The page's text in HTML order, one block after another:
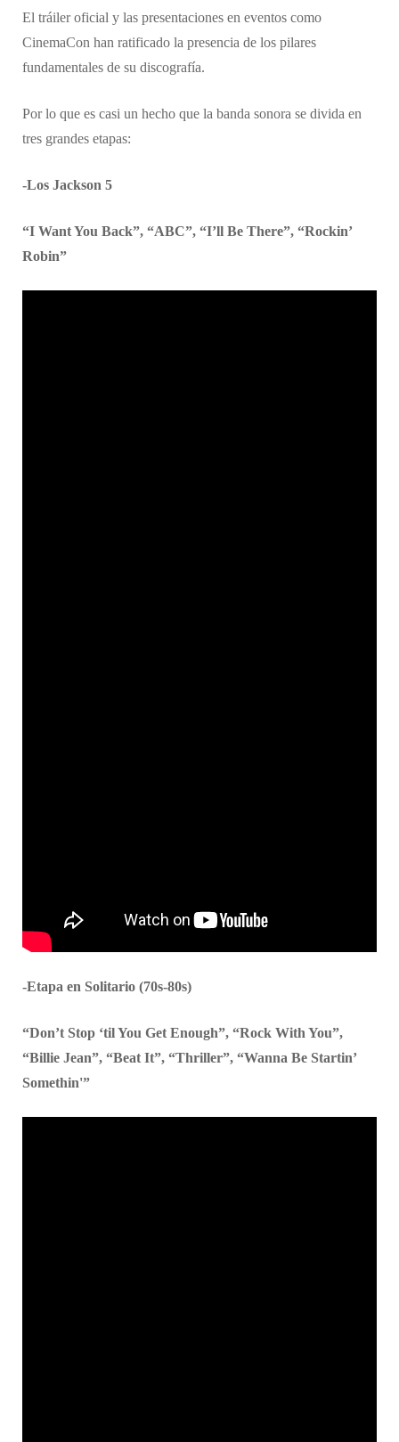
​El tráiler oficial y las presentaciones en eventos como
CinemaCon han ratificado la presencia de los pilares
fundamentales de su discografía.
Por lo que es casi un hecho que la banda sonora se divida en
tres grandes etapas:
-Los Jackson 5
“I Want You Back”, “ABC”, “I’ll Be There”, “Rockin’
Robin”
-Etapa en Solitario (70s-80s)
“Don’t Stop ‘til You Get Enough”, “Rock With You”,
“Billie Jean”, “Beat It”, “Thriller”, “Wanna Be Startin’
Somethin'”